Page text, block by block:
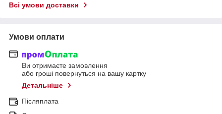
Всі умови доставки
Умови оплати
Ви отримаєте замовлення
або гроші повернуться на вашу картку
Детальніше
Післяплата